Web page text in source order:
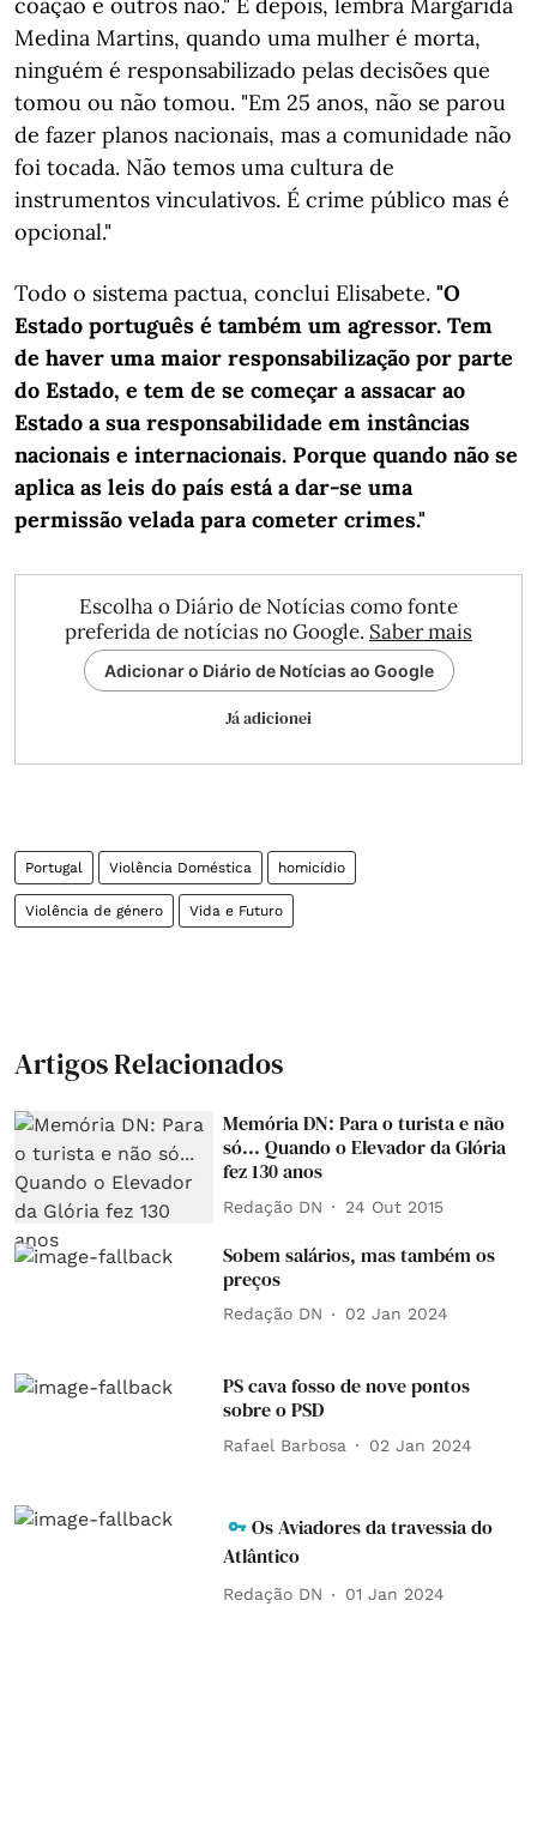
Medina Martins, quando uma mulher é morta,
ninguém é responsabilizado pelas decisões que
tomou ou não tomou. "Em 25 anos, não se parou
de fazer planos nacionais, mas a comunidade não
foi tocada. Não temos uma cultura de
instrumentos vinculativos. É crime público mas é
opcional."
Todo o sistema pactua, conclui Elisabete. "O
Estado português é também um agressor. Tem
de haver uma maior responsabilização por parte
do Estado, e tem de se começar a assacar ao
Estado a sua responsabilidade em instâncias
nacionais e internacionais. Porque quando não se
aplica as leis do país está a dar-se uma
permissão velada para cometer crimes."
Escolha o Diário de Notícias como fonte
preferida de notícias no Google. Saber mais
Adicionar o Diário de Notícias ao Google
Já adicionei
Portugal Violência Doméstica homicídio
Violência de género Vida e Futuro
Artigos Relacionados
Memória DN: Para o turista e não
só... Quando o Elevador da Glória
fez 130 anos
Redação DN 24 Out 2015
Sobem salários, mas também os
preços
Redação DN 02 Jan 2024
PS cava fosso de nove pontos
sobre o PSD
Rafael Barbosa 02 Jan 2024
Os Aviadores da travessia do
Atlântico
Redação DN 01 Jan 2024